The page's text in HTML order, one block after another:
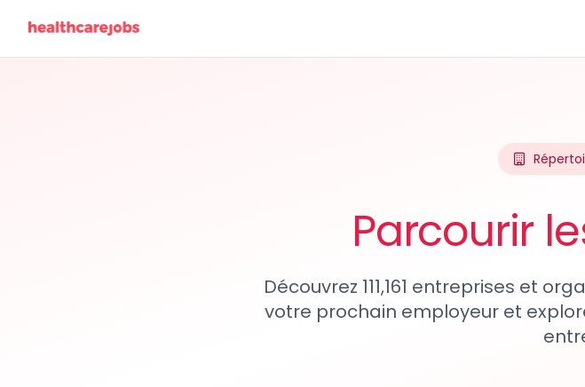
Parcourir
Découvrez 111,161 entreprises et
votre prochain employeur et